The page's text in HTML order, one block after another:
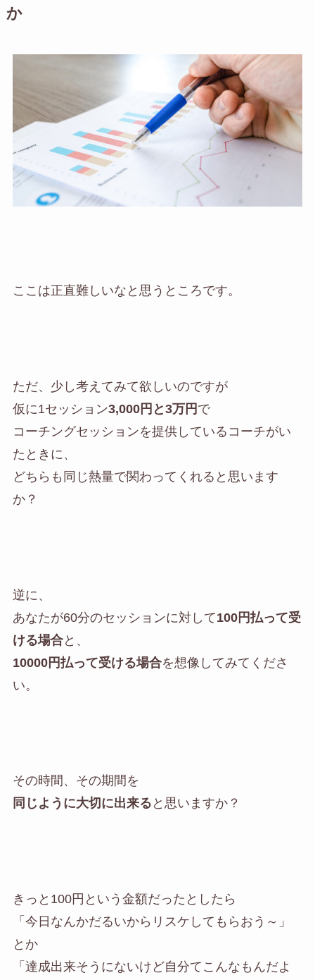
か
ここは正直難しいなと思うところです。
ただ、少し考えてみて欲しいのですが
仮に1セッション3,000円と3万円 で
コーチングセッションを提供しているコーチがい
たときに、
どちらも同じ熱量で関わってくれると思います
か？
逆に、
あなたが60分のセッションに対して100円払って受
ける場合と、
10000円払って受ける場合を想像してみてくださ
い。
その時間、その期間を
同じように大切に出来る と思いますか？
きっと100円という金額だったとしたら
「今日なんかだるいからリスケしてもらおう～」
とか
「達成出来そうにないけど自分てこんなもんだよ